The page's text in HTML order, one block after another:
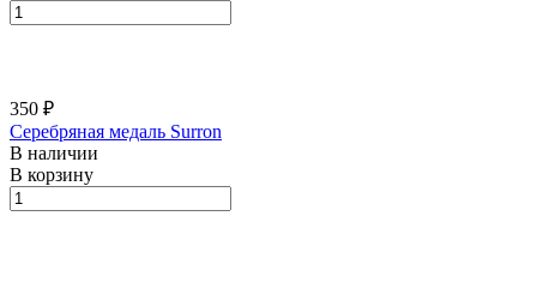
350 ₽
Серебряная медаль Surron
В наличии
В корзину